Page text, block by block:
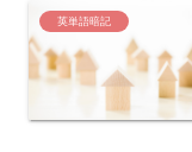
英単語暗記